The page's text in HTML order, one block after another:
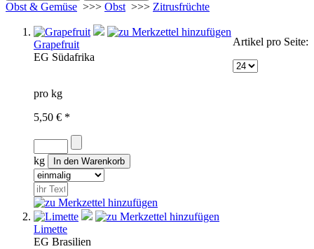
Obst & Gemüse >>> Obst >>> Zitrusfrüchte
Artikel pro Seite:
Grapefruit
EG Südafrika
pro kg
5,50 € *
kg
Limette
EG Brasilien